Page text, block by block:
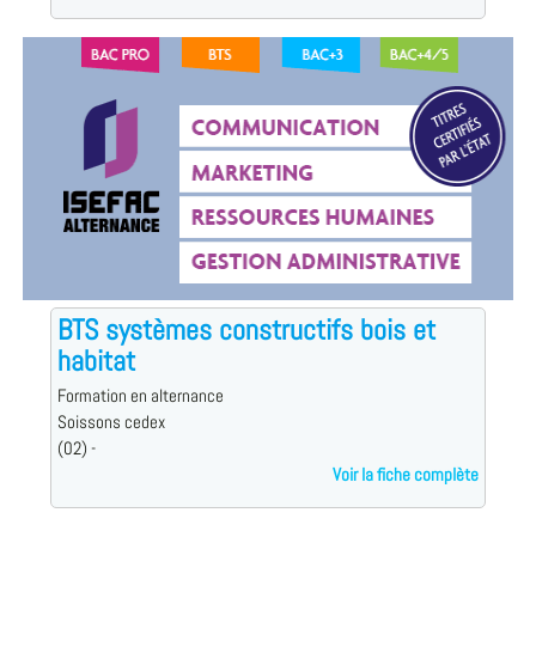
BTS systèmes constructifs bois et
habitat
Formation en alternance
Soissons cedex
(02) -
Voir la fiche complète